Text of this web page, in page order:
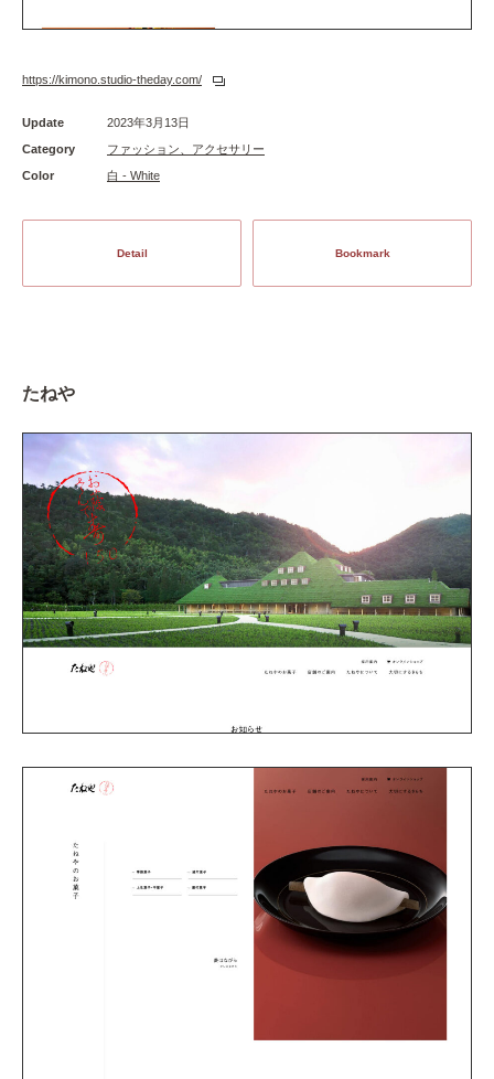
https://kimono.studio-theday.com/
Update
2023年3月13日
Category
ファッション、アクセサリー
Color
白 - White
Detail Bookmark
たねや